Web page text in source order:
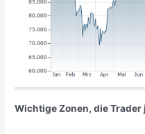
Wichtige Zonen, die